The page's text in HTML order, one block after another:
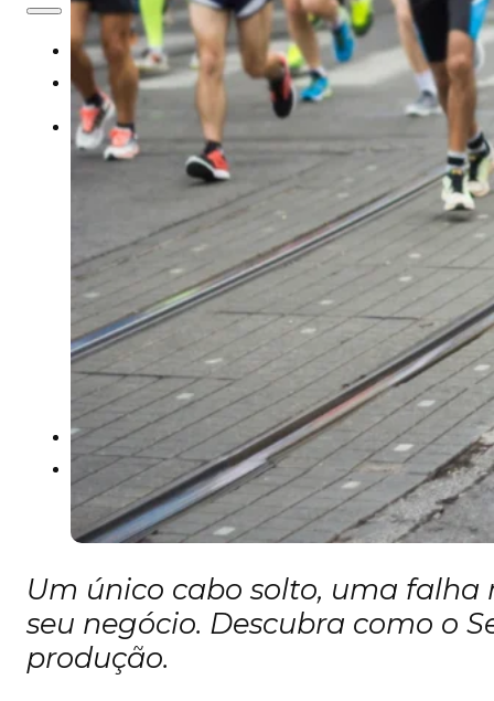
Um único cabo solto, uma
seu negócio. Descubra como o
produção.